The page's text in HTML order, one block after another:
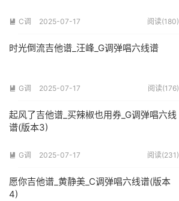
 C调 2025-07-17 阅读(180)
时光倒流吉他谱_汪峰_G调弹唱六线谱
 G调 2025-07-17 阅读(176)
起风了吉他谱_买辣椒也用券_G调弹唱六线
谱(版本3)
 G调 2025-07-17 阅读(231)
愿你吉他谱_黄静美_C调弹唱六线谱(版本
4)